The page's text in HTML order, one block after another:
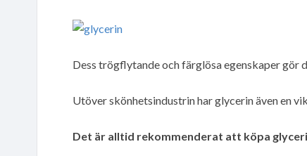
Dess trögflytande och färglösa egenskaper gör
Utöver skönhetsindustrin har glycerin även en
Det är alltid rekommenderat att köpa